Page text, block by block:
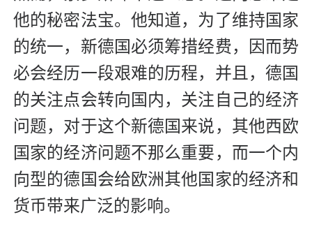
他的秘密法宝。他知道，为了维持国家
的统一，新德国必须筹措经费，因而势
必会经历一段艰难的历程，并且，德国
的关注点会转向国内，关注自己的经济
问题，对于这个新德国来说，其他西欧
国家的经济问题不那么重要，而一个内
向型的德国会给欧洲其他国家的经济和
货币带来广泛的影响。